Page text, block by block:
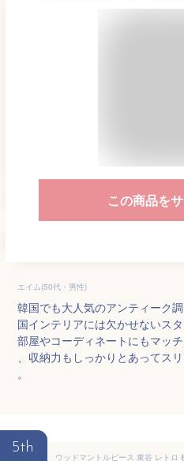
この商品を
エイム(50代・男性)
韓国でも大人気のアンティーク
国インテリアには欠かせないス
部屋やコーディネートにもマッ
、収納力もしっかりとあってス
。
5th